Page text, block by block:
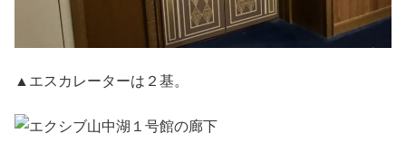
▲エスカレーターは２基。